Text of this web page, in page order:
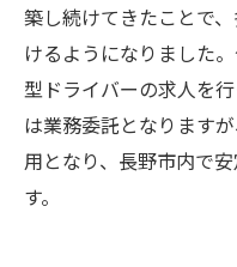
築し続けてきたことで
けるようになりました
型ドライバーの求人を
は業務委託となります
用となり、長野市内で
す。